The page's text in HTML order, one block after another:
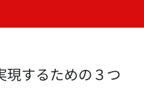
現するための３つ